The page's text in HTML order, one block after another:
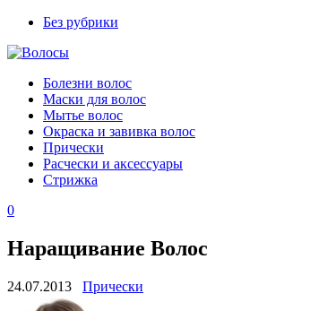
Без рубрики
Болезни волос
Маски для волос
Мытье волос
Окраска и завивка волос
Прически
Расчески и аксессуары
Стрижка
0
Наращивание Волос
24.07.2013 Прически